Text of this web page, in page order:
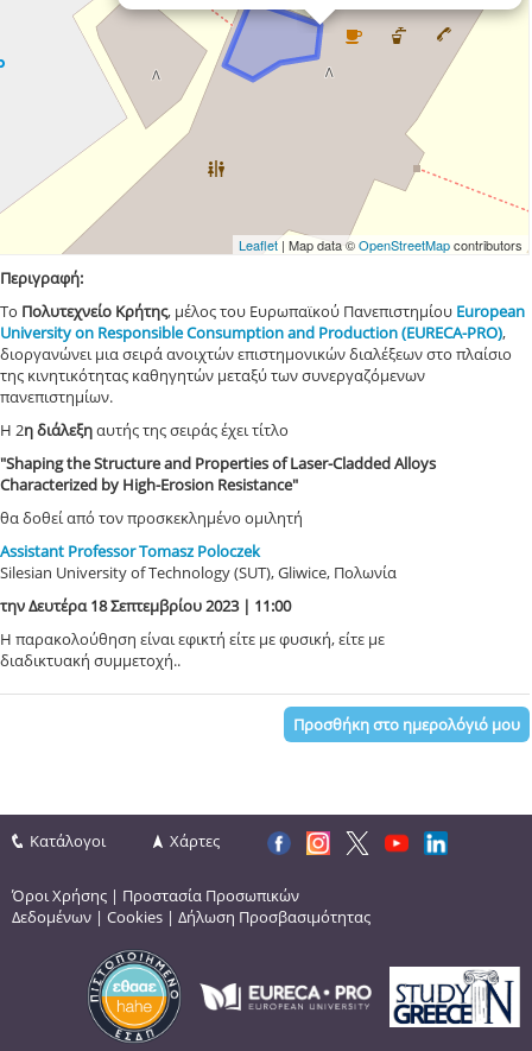
Leaflet| Map data ©OpenStreetMapcontributors
Περιγραφή:
Το Πολυτεχνείο Κρήτης, μέλος του Ευρωπαϊκού Πανεπιστημίου European
University on Responsible Consumption and Production (EURECA-PRO),
διοργανώνει μια σειρά ανοιχτών επιστημονικών διαλέξεων στο πλαίσιο
της κινητικότητας καθηγητών μεταξύ των συνεργαζόμενων
πανεπιστημίων.
Η 2η διάλεξηαυτής της σειράς έχει τίτλο
"Shaping the Structure and Properties of Laser-Cladded Alloys
Characterized by High-Erosion Resistance"
θα δοθεί από τον προσκεκλημένο ομιλητή
Assistant Professor Tomasz Poloczek
Silesian University of Technology (SUT), Gliwice, Πολωνία
την Δευτέρα 18 Σεπτεμβρίου 2023 | 11:00
Η παρακολούθηση είναι εφικτή είτε με φυσική, είτε με
διαδικτυακή συμμετοχή..
Προσθήκη στο ημερολόγιό μου
Κατάλογοι Χάρτες
Όροι Χρήσης | Προστασία Προσωπικών
Δεδομένων | Cookies | Δήλωση Προσβασιμότητας